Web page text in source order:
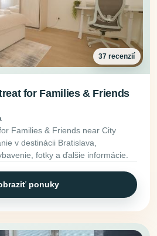
37 recenzií
for Families & Friends
Families & Friends near City
v destinácii Bratislava,
fotky a ďalšie informácie.
ponuky